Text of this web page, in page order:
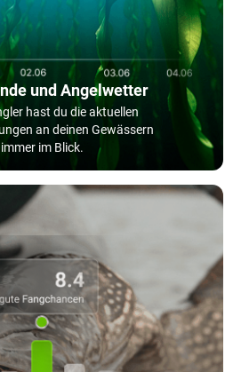
und Angelwetter
hast du die aktuellen
an deinen Gewässern
immer im Blick.